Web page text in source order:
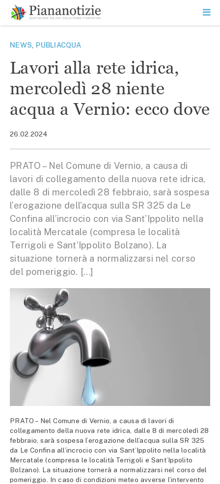
contenuto
SEARCH
NEWS PUBLIACQUA
Lavori alla rete idrica,
mercoledì 28 niente
acqua a Vernio: ecco dove
26.02.2024
PRATO – Nel Comune di Vernio, a causa di
lavori di collegamento della nuova rete idrica,
dalle 8 di mercoledì 28 febbraio, sarà sospesa
l’erogazione dell’acqua sulla SR 325 da Le
Confina all’incrocio con via Sant’Ippolito nella
località Mercatale (compresa le località
Terrigoli e Sant’Ippolito Bolzano). La
situazione tornerà a normalizzarsi nel corso
del pomeriggio. […]
PRATO – Nel Comune di Vernio, a causa di lavori di
collegamento della nuova rete idrica, dalle 8 di mercoledì 28
febbraio, sarà sospesa l’erogazione dell’acqua sulla SR 325
da Le Confina all’incrocio con via Sant’Ippolito nella località
Mercatale (compresa le località Terrigoli e Sant’Ippolito
Bolzano). La situazione tornerà a normalizzarsi nel corso del
pomeriggio. In caso di condizioni meteo avverse l’intervento